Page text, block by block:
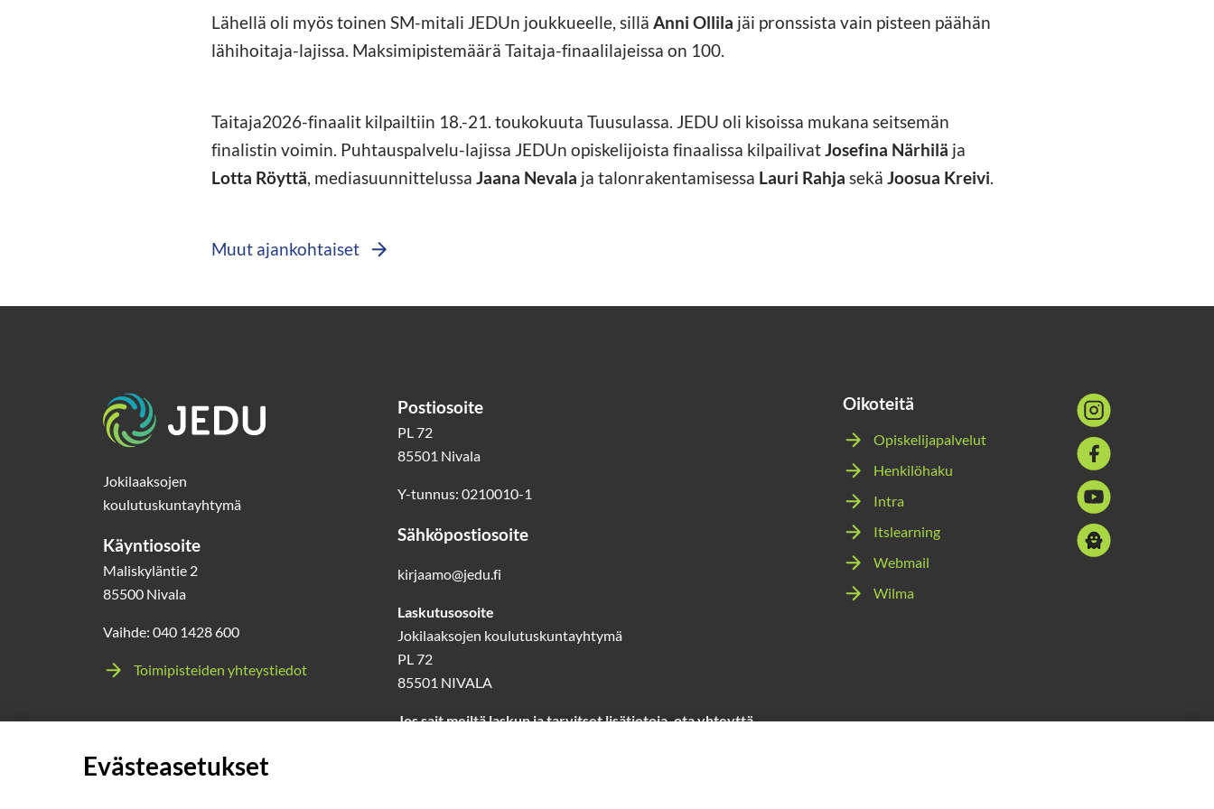
Lähellä oli myös toinen SM-mitali JEDUn joukkueelle, sillä Anni Ollila jäi pronssista vain pisteen päähän
lähihoitaja-lajissa. Maksimipistemäärä Taitaja-finaalilajeissa on 100.
Taitaja2026-finaalit kilpailtiin 18.-21. toukokuuta Tuusulassa. JEDU oli kisoissa mukana seitsemän
finalistin voimin. Puhtauspalvelu-lajissa JEDUn opiskelijoista finaalissa kilpailivatJosefina Närhilä ja
Lotta Röyttä, mediasuunnittelussa Jaana Nevala ja talonrakentamisessa Lauri Rahja sekä Joosua Kreivi.
Muut ajankohtaiset
Etusivu
Jokilaaksojen
koulutuskuntayhtymä
Käyntiosoite
Maliskyläntie 2
85500 Nivala
Vaihde: 040 1428 600
Toimipisteiden yhteystiedot
Postiosoite
PL 72
85501 Nivala
Y-tunnus: 0210010-1
Sähköpostiosoite
kirjaamo@jedu.fi
Laskutusosoite
Jokilaaksojen koulutuskuntayhtymä
PL 72
85501 NIVALA
Jos sait meiltä laskun ja tarvitset lisätietoja, ota yhteyttä
Oikoteitä
Opiskelijapalvelut
Henkilöhaku
Intra
Itslearning
Webmail
Wilma
Sosiaalinen
media:
instagram
Sosiaalinen
media:
facebook
Sosiaalinen
media:
youtube
Sosiaalinen
media:
Evästeasetukset